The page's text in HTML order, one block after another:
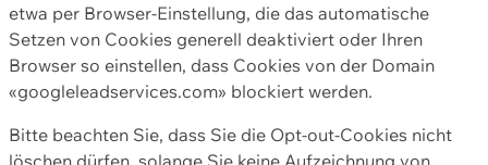
etwa per Browser-Einstellung, die das automatische
Setzen von Cookies generell deaktiviert oder Ihren
Browser so einstellen, dass Cookies von der Domain
«googleleadservices.com» blockiert werden.
Bitte beachten Sie, dass Sie die Opt-out-Cookies nicht